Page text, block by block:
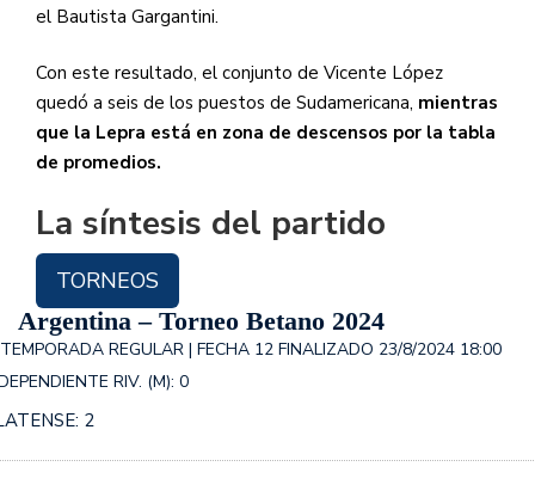
el Bautista Gargantini.
Con este resultado, el conjunto de Vicente López
quedó a seis de los puestos de Sudamericana, mientras
que la Lepra está en zona de descensos por la tabla
de promedios.
La síntesis del partido
TORNEOS
Argentina – Torneo Betano 2024
TEMPORADA REGULAR | FECHA 12 FINALIZADO 23/8/2024 18:00
RIV. (M): 0
2